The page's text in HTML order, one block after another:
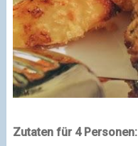
Zutaten für 4 Personen: